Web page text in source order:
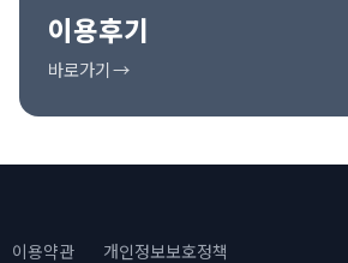
이용후기
바로가기 →
이용약관 개인정보보호정책